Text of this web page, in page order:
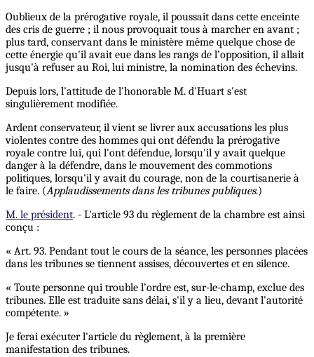
Oublieux de la prérogative royale, il poussait dans cette enceinte
des cris de guerre ; il nous provoquait tous à marcher en avant ;
plus tard, conservant dans le ministère même quelque chose de
cette énergie qu'il avait eue dans les rangs de l’opposition, il allait
jusqu'à refuser au Roi, lui ministre, la nomination des échevins.
Depuis lors, l'attitude de l'honorable M. d'Huart s'est
singulièrement modifiée.
Ardent conservateur, il vient se livrer aux accusations les plus
violentes contre des hommes qui ont défendu la prérogative
royale contre lui, qui l'ont défendue, lorsqu'il y avait quelque
danger à la défendre, dans le mouvement des commotions
politiques, lorsqu'il y avait du courage, non de la courtisanerie à
le faire. (Applaudissements dans les tribunes publiques.)
M. le président. - L'article 93 du règlement de la chambre est ainsi
conçu :
« Art. 93. Pendant tout le cours de la séance, les personnes placées
dans les tribunes se tiennent assises, découvertes et en silence.
« Toute personne qui trouble l’ordre est, sur-le-champ, exclue des
tribunes. Elle est traduite sans délai, s'il y a lieu, devant l'autorité
compétente. »
Je ferai exécuter l'article du règlement, à la première
manifestation des tribunes.